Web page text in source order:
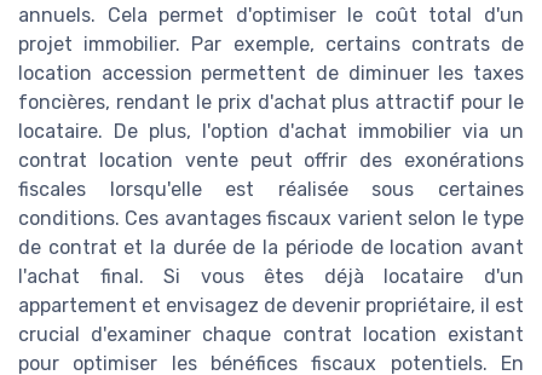
annuels. Cela permet d'optimiser le coût total d'un
projet immobilier. Par exemple, certains contrats de
location accession permettent de diminuer les taxes
foncières, rendant le prix d'achat plus attractif pour le
locataire. De plus, l'option d'achat immobilier via un
contrat location vente peut offrir des exonérations
fiscales lorsqu'elle est réalisée sous certaines
conditions. Ces avantages fiscaux varient selon le type
de contrat et la durée de la période de location avant
l'achat final. Si vous êtes déjà locataire d'un
appartement et envisagez de devenir propriétaire, il est
crucial d'examiner chaque contrat location existant
pour optimiser les bénéfices fiscaux potentiels. En